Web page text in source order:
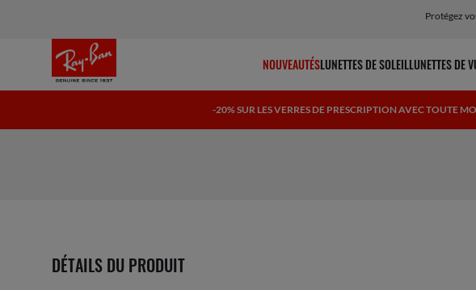
Protégez
NOUVEAUTÉSLUNETTES DE SOLEILLUNETTES DE
-20% SUR LES VERRES DE PRESCRIPTION AVEC TOUTE
DÉTAILS DU PRODUIT